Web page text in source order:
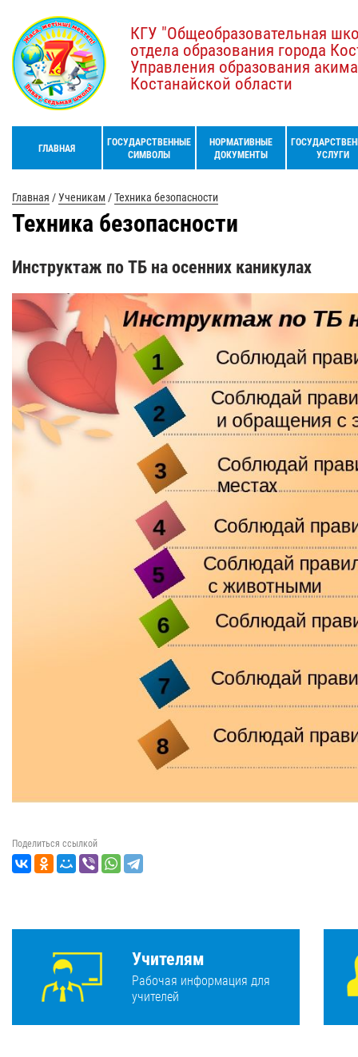
КГУ "Общеобразовательная
отдела образования города
Управления образования
Костанайской области
ГЛАВНАЯ
ГОСУДАРСТВЕННЫЕ
СИМВОЛЫ
НОРМАТИВНЫЕ
ДОКУМЕНТЫ
УСЛУГИ
Главная /Ученикам /Техника безопасности
Техника безопасности
Инструктаж по ТБ на осенних каникулах
Поделиться ссылкой
Учителям
Рабочая информация для
учителей